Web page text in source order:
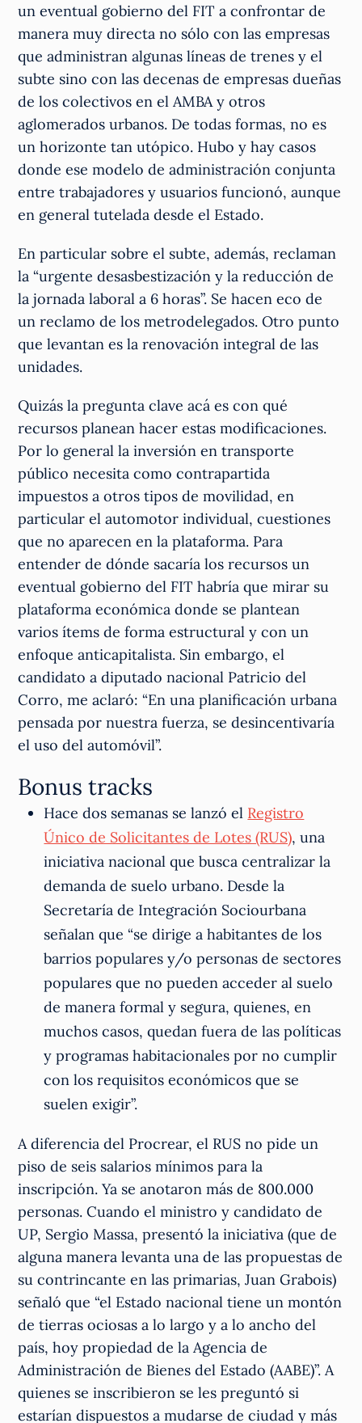
un eventual gobierno del FIT a confrontar de
manera muy directa no sólo con las empresas
que administran algunas líneas de trenes y el
subte sino con las decenas de empresas dueñas
de los colectivos en el AMBA y otros
aglomerados urbanos. De todas formas, no es
un horizonte tan utópico. Hubo y hay casos
donde ese modelo de administración conjunta
entre trabajadores y usuarios funcionó, aunque
en general tutelada desde el Estado.
En particular sobre el subte, además, reclaman
la “urgente desasbestización y la reducción de
la jornada laboral a 6 horas”. Se hacen eco de
un reclamo de los metrodelegados. Otro punto
que levantan es la renovación integral de las
unidades.
Quizás la pregunta clave acá es con qué
recursos planean hacer estas modificaciones.
Por lo general la inversión en transporte
público necesita como contrapartida
impuestos a otros tipos de movilidad, en
particular el automotor individual, cuestiones
que no aparecen en la plataforma. Para
entender de dónde sacaría los recursos un
eventual gobierno del FIT habría que mirar su
plataforma económica donde se plantean
varios ítems de forma estructural y con un
enfoque anticapitalista. Sin embargo, el
candidato a diputado nacional Patricio del
Corro, me aclaró: “En una planificación urbana
pensada por nuestra fuerza, se desincentivaría
el uso del automóvil”.
Bonus tracks
Hace dos semanas se lanzó el Registro
Único de Solicitantes de Lotes (RUS), una
iniciativa nacional que busca centralizar la
demanda de suelo urbano. Desde la
Secretaría de Integración Sociourbana
señalan que “se dirige a habitantes de los
barrios populares y/o personas de sectores
populares que no pueden acceder al suelo
de manera formal y segura, quienes, en
muchos casos, quedan fuera de las políticas
y programas habitacionales por no cumplir
con los requisitos económicos que se
suelen exigir”.
A diferencia del Procrear, el RUS no pide un
piso de seis salarios mínimos para la
inscripción. Ya se anotaron más de 800.000
personas. Cuando el ministro y candidato de
UP, Sergio Massa, presentó la iniciativa (que de
alguna manera levanta una de las propuestas de
su contrincante en las primarias, Juan Grabois)
señaló que “el Estado nacional tiene un montón
de tierras ociosas a lo largo y a lo ancho del
país, hoy propiedad de la Agencia de
Administración de Bienes del Estado (AABE)”. A
quienes se inscribieron se les preguntó si
estarían dispuestos a mudarse de ciudad y más